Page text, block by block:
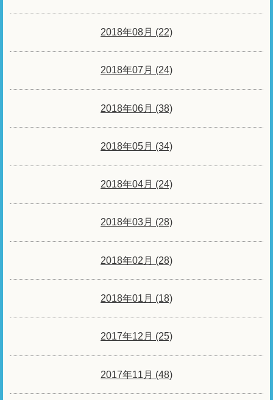
2018年08月 (22)
2018年07月 (24)
2018年06月 (38)
2018年05月 (34)
2018年04月 (24)
2018年03月 (28)
2018年02月 (28)
2018年01月 (18)
2017年12月 (25)
2017年11月 (48)